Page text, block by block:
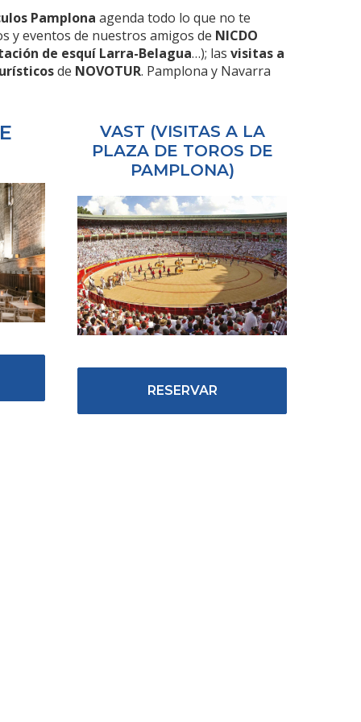
Pamplona agenda todo lo que no te
y eventos de nuestros amigos de NICDO
de esquí Larra-Belagua…); las visitas a
de NOVOTUR. Pamplona y Navarra
VAST (VISITAS A LA
PLAZA DE TOROS DE
PAMPLONA)
RESERVAR